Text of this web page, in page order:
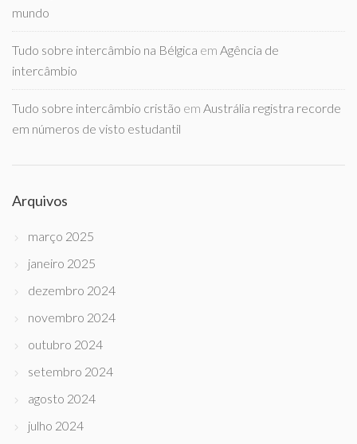
mundo
Tudo sobre intercâmbio na Bélgica em Agência de
intercâmbio
Tudo sobre intercâmbio cristão em Austrália registra recorde
em números de visto estudantil
Arquivos
março 2025
janeiro 2025
dezembro 2024
novembro 2024
outubro 2024
setembro 2024
agosto 2024
julho 2024